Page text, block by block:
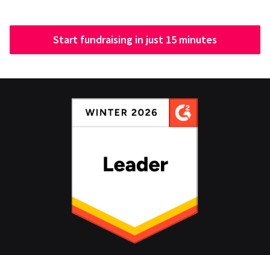
Start fundraising in just 15 minutes